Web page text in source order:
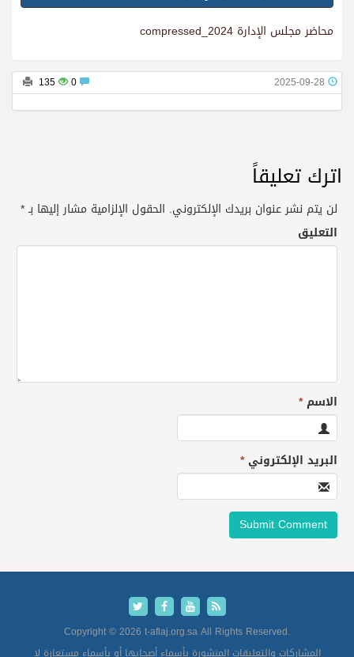
محاضر مجلس الإدارة 2024_compressed
2025-09-28
135
اترك تعليقاً
لن يتم نشر عنوان بريدك الإلكتروني. الحقول الإلزامية مشار إليها بـ*
التعليق
الاسم*
البريد الإلكتروني*
Copyright © 2026 t-aflaj.org.sa All Rights Reserved.
المشاركات والتعليقات المنشورة بأسماء أصحابها أو بأسماء مستعارة لا